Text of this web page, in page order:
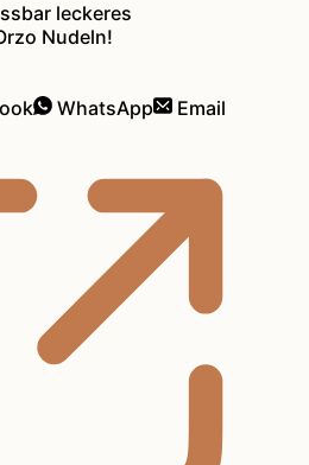
leckeres
Nudeln!
WhatsApp Email